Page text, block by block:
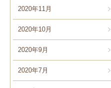
2020年11月
2020年10月
2020年9月
2020年7月